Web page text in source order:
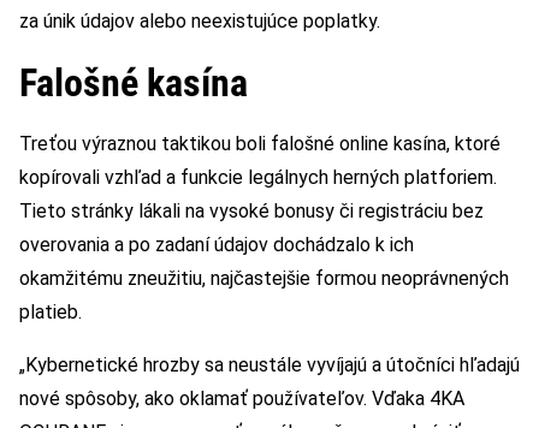
za únik údajov alebo neexistujúce poplatky.
Falošné kasína
Treťou výraznou taktikou boli falošné online kasína, ktoré
kopírovali vzhľad a funkcie legálnych herných platforiem.
Tieto stránky lákali na vysoké bonusy či registráciu bez
overovania a po zadaní údajov dochádzalo k ich
okamžitému zneužitiu, najčastejšie formou neoprávnených
platieb.
„Kybernetické hrozby sa neustále vyvíjajú a útočníci hľadajú
nové spôsoby, ako oklamať používateľov. Vďaka 4KA